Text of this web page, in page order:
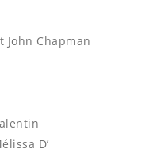
John Chapman
D’